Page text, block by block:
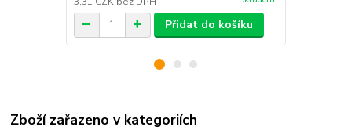
Přidat do košíku
Zboží zařazeno v kategoriích